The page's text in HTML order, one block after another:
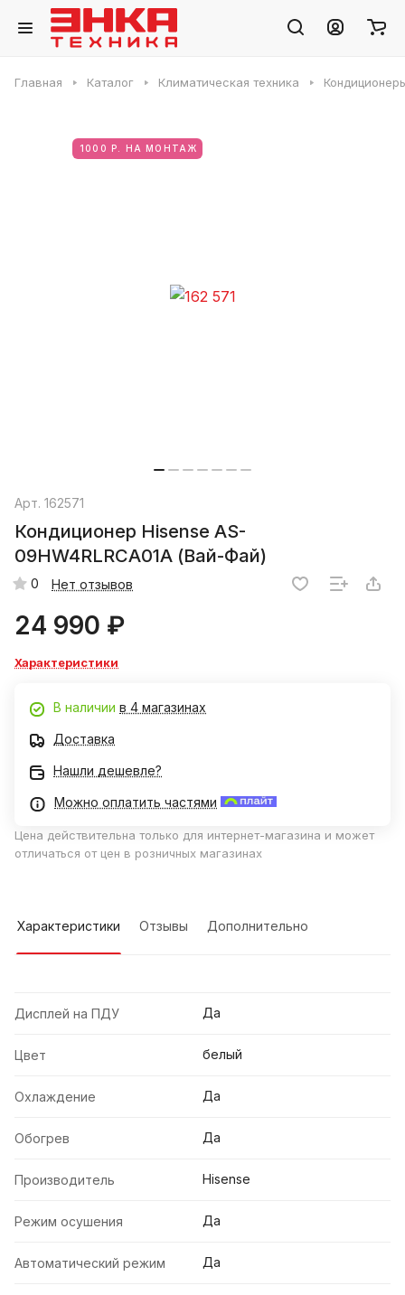
Главная Каталог Климатическая техника
1000 Р. НА МОНТАЖ
Арт. 162571
Кондиционер Hisense AS-
09HW4RLRCA01A (Вай-Фай)
0 Нет отзывов
24 990 ₽
Характеристики
В наличии в 4 магазинах
Доставка
Нашли дешевле?
Можно оплатить частями
Цена действительна только для интернет-магазина и может
отличаться от цен в розничных магазинах
Характеристики Отзывы Дополнительно
Дисплей на ПДУ Да
Цвет белый
Охлаждение Да
Обогрев Да
Производитель Hisense
Режим осушения Да
Автоматический режим Да